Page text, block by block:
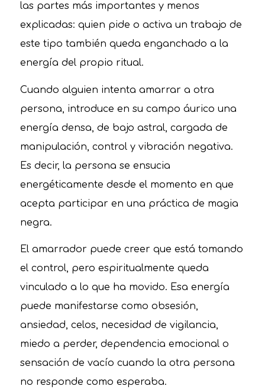
las partes más importantes y menos
explicadas: quien pide o activa un trabajo de
este tipo también queda enganchado a la
energía del propio ritual.
Cuando alguien intenta amarrar a otra
persona, introduce en su campo áurico una
energía densa, de bajo astral, cargada de
manipulación, control y vibración negativa.
Es decir, la persona se ensucia
energéticamente desde el momento en que
acepta participar en una práctica de magia
negra.
El amarrador puede creer que está tomando
el control, pero espiritualmente queda
vinculado a lo que ha movido. Esa energía
puede manifestarse como obsesión,
ansiedad, celos, necesidad de vigilancia,
miedo a perder, dependencia emocional o
sensación de vacío cuando la otra persona
no responde como esperaba.